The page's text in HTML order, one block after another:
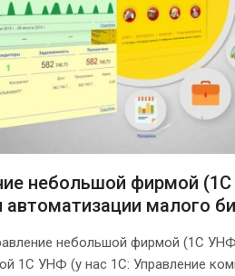
небольшой фирмой
малого
небольшой фирмой (1С
1С УНФ (у нас 1С: Управление